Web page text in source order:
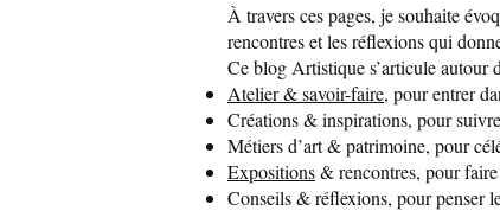
À travers ces pages, je souhaite
rencontres et les réflexions qui
Ce blog Artistique s’articule autour
Atelier & savoir-faire, pour entrer
Créations & inspirations, pour
Métiers d’art & patrimoine, pour
Expositions& rencontres, pour
Conseils & réflexions, pour penser